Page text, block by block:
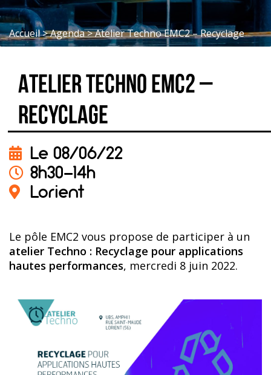
Accueil>Agenda>Atelier Techno EMC2 – Recyclage
Atelier Techno EMC2 –
Recyclage
Le 08/06/22
8h30-14h
Lorient
Le pôle EMC2 vous propose de participer à un
atelier Techno : Recyclage pour applications
hautes performances, mercredi 8 juin 2022.